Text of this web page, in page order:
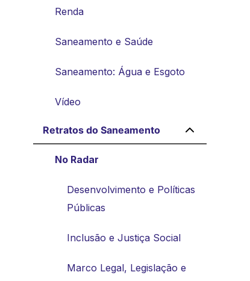
Renda
Saneamento e Saúde
Saneamento: Água e Esgoto
Vídeo
Retratos do Saneamento
No Radar
Desenvolvimento e Políticas
Públicas
Inclusão e Justiça Social
Marco Legal, Legislação e